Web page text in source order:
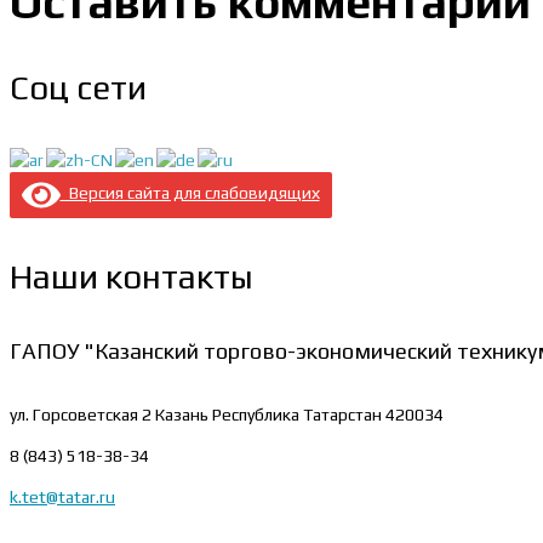
Соц сети
Версия сайта для слабовидящих
Наши контакты
ГАПОУ "Казанский торгово-экономический
ул. Горсоветская 2 Казань Республика Татарстан 420034
8 (843) 518-38-34
k.tet@tatar.ru